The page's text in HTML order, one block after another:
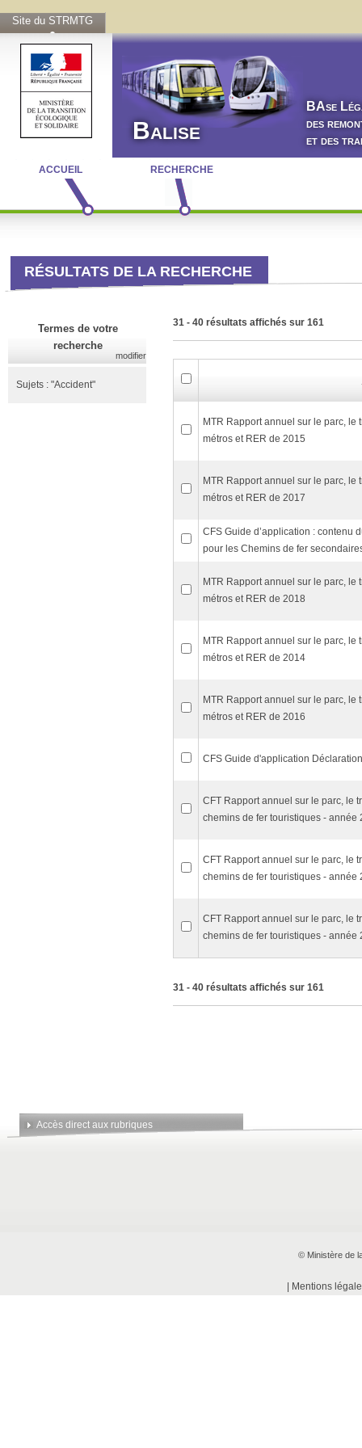
Site du STRMTG
Balise
BAse L
des
et des
ACCUEIL RECHERCHE
RÉSULTATS DE LA RECHERCHE
Termes de votre
recherche
modifier
Sujets : "Accident"
31 - 40 résultats affichés sur 161
MTR Rapport annuel sur le parc, le
métros et RER de 2015
MTR Rapport annuel sur le parc, le
métros et RER de 2017
CFS Guide d’application : contenu
pour les Chemins de fer
MTR Rapport annuel sur le parc, le
métros et RER de 2018
MTR Rapport annuel sur le parc, le
métros et RER de 2014
MTR Rapport annuel sur le parc, le
métros et RER de 2016
CFS Guide d'application
CFT Rapport annuel sur le parc, le
chemins de fer touristiques - année
CFT Rapport annuel sur le parc, le
chemins de fer touristiques - année
CFT Rapport annuel sur le parc, le
chemins de fer touristiques - année
31 - 40 résultats affichés sur 161
Accès direct aux rubriques
© Ministère de
Mentions